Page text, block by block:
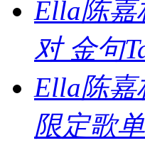
Ella陈嘉
对 金句
Ella陈嘉
限定歌